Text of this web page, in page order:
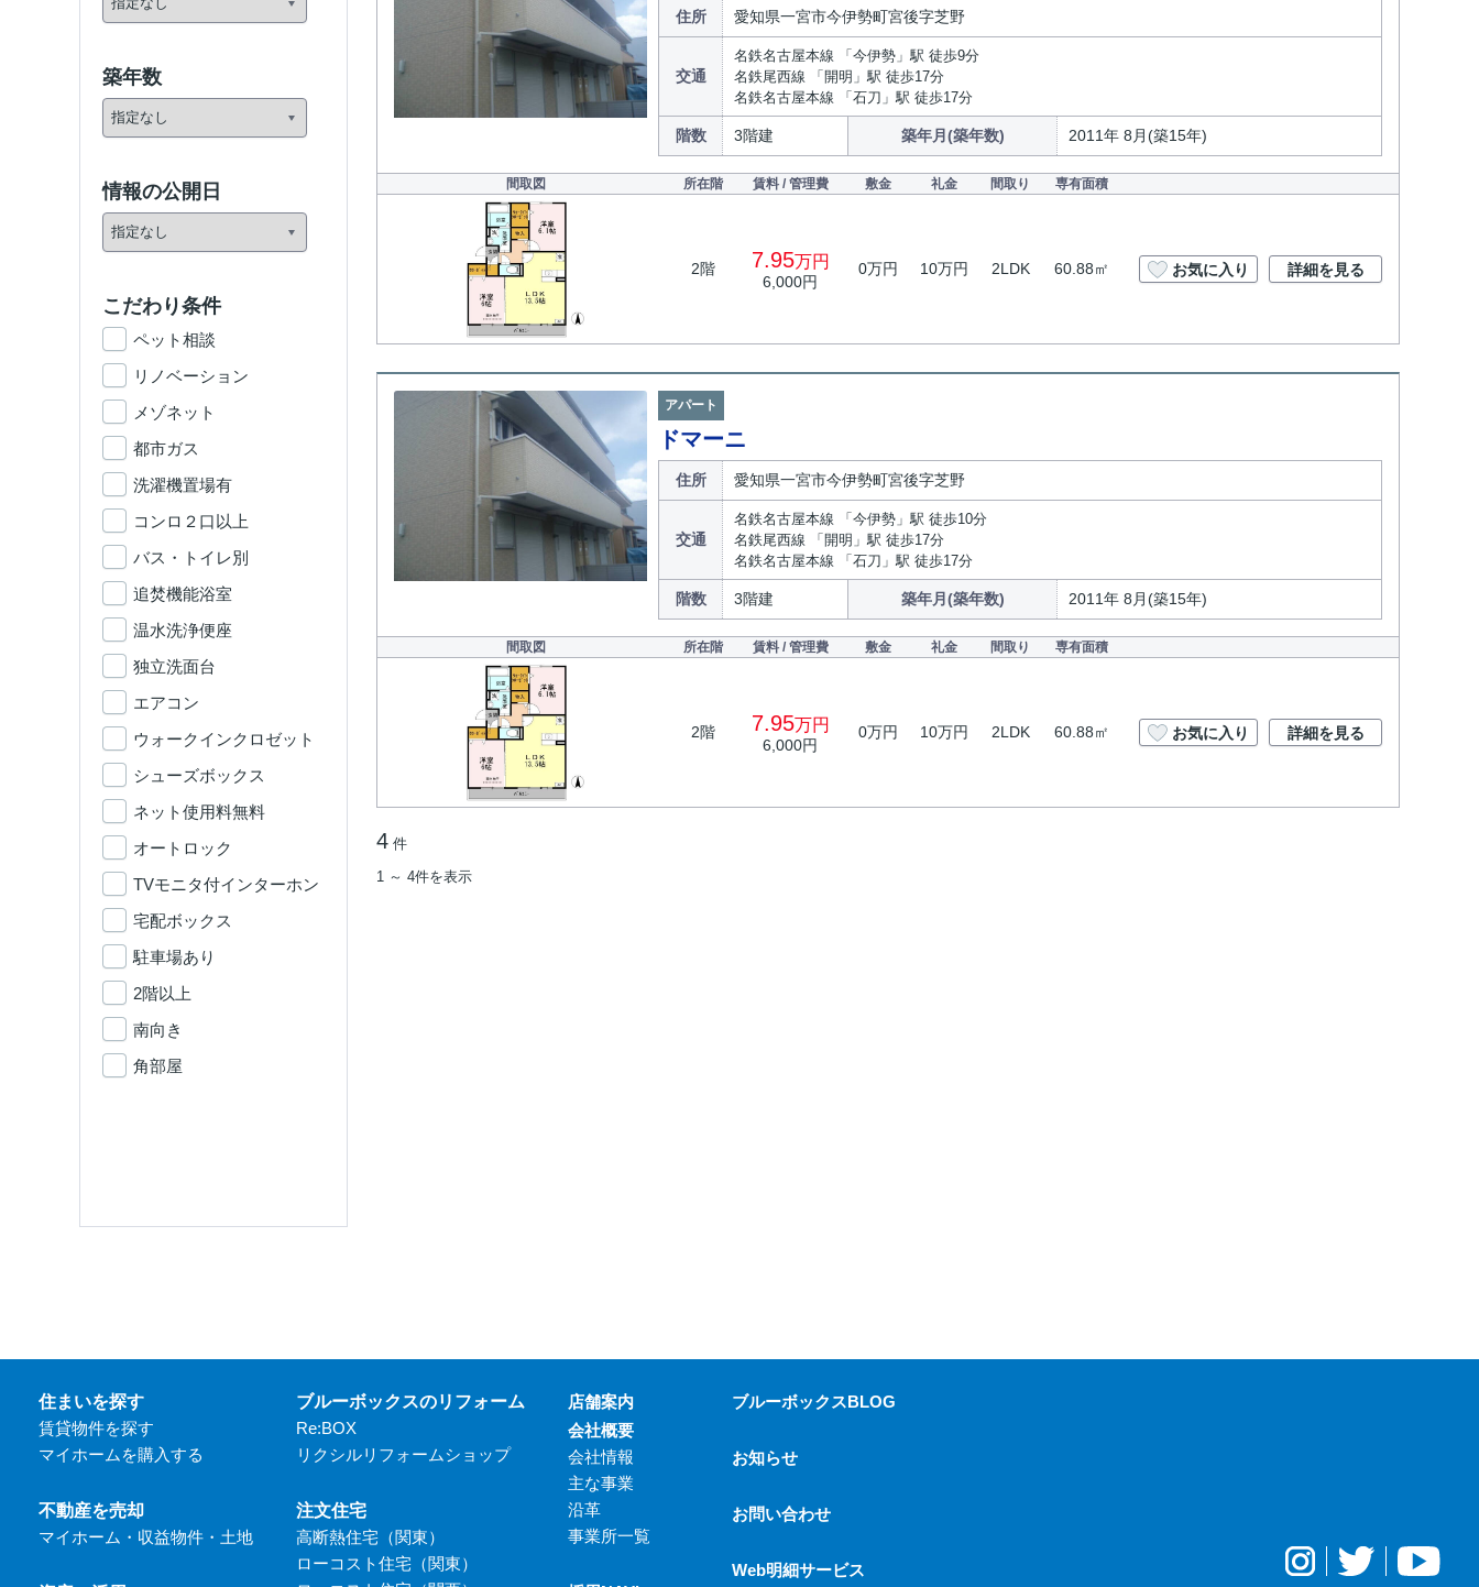
住所 愛知県一宮市今伊勢町宮後字芝野
交通
名鉄名古屋本線 「今伊勢」駅 徒歩9分
名鉄尾西線 「開明」駅 徒歩17分
名鉄名古屋本線 「石刀」駅 徒歩17分
階数 3階建 築年月(築年数) 2011年 8月(築15年)
間取図 所在階 賃料 / 管理費 敷金 礼金 間取り 専有面積
2階 7.95万円
6,000円
0万円 10万円 2LDK 60.88㎡ お気に入り 詳細を見る
アパート
ドマーニ
住所 愛知県一宮市今伊勢町宮後字芝野
交通
名鉄名古屋本線 「今伊勢」駅 徒歩10分
名鉄尾西線 「開明」駅 徒歩17分
名鉄名古屋本線 「石刀」駅 徒歩17分
階数 3階建 築年月(築年数) 2011年 8月(築15年)
間取図 所在階 賃料 / 管理費 敷金 礼金 間取り 専有面積
2階 7.95万円
6,000円
0万円 10万円 2LDK 60.88㎡ お気に入り 詳細を見る
4 件
1 ～ 4件を表示
築年数
情報の公開日
こだわり条件
ペット相談
リノベーション
メゾネット
都市ガス
洗濯機置場有
コンロ２口以上
バス・トイレ別
追焚機能浴室
温水洗浄便座
独立洗面台
エアコン
ウォークインクロゼット
シューズボックス
ネット使用料無料
オートロック
TVモニタ付インターホン
宅配ボックス
駐車場あり
2階以上
南向き
角部屋
住まいを探す
賃貸物件を探す
マイホームを購入する
不動産を売却
マイホーム・収益物件・土地
ブルーボックスのリフォーム
Re:BOX
リクシルリフォームショップ
注文住宅
高断熱住宅（関東）
ローコスト住宅（関東）
店舗案内
会社概要
会社情報
主な事業
沿革
事業所一覧
ブルーボックスBLOG
お知らせ
お問い合わせ
Web明細サービス